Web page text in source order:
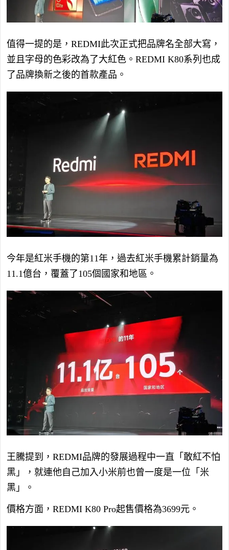
值得一提的是，REDMI此次正式把品牌名全部大寫，
並且字母的色彩改為了大紅色。REDMI K80系列也成
了品牌換新之後的首款產品。
今年是紅米手機的第11年，過去紅米手機累計銷量為
11.1億台，覆蓋了105個國家和地區。
王騰提到，REDMI品牌的發展過程中一直「敢紅不怕
黑」，就連他自己加入小米前也曾一度是一位「米
黑」。
價格方面，REDMI K80 Pro起售價格為3699元。